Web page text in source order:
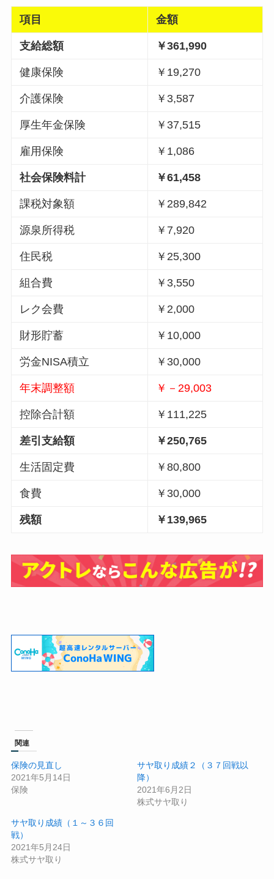
項目 金額
支給総額 ￥361,990
健康保険 ￥19,270
介護保険 ￥3,587
厚生年金保険 ￥37,515
雇用保険 ￥1,086
社会保険料計 ￥61,458
課税対象額 ￥289,842
源泉所得税 ￥7,920
住民税 ￥25,300
組合費 ￥3,550
レク会費 ￥2,000
財形貯蓄 ￥10,000
労金NISA積立 ￥30,000
年末調整額 ￥－29,003
控除合計額 ￥111,225
差引支給額 ￥250,765
生活固定費 ￥80,800
食費 ￥30,000
残額 ￥139,965
関連
保険の見直し
2021年5月14日
保険
サヤ取り成績２（３７回戦以
降）
2021年6月2日
株式サヤ取り
サヤ取り成績（１～３６回
戦）
2021年5月24日
株式サヤ取り